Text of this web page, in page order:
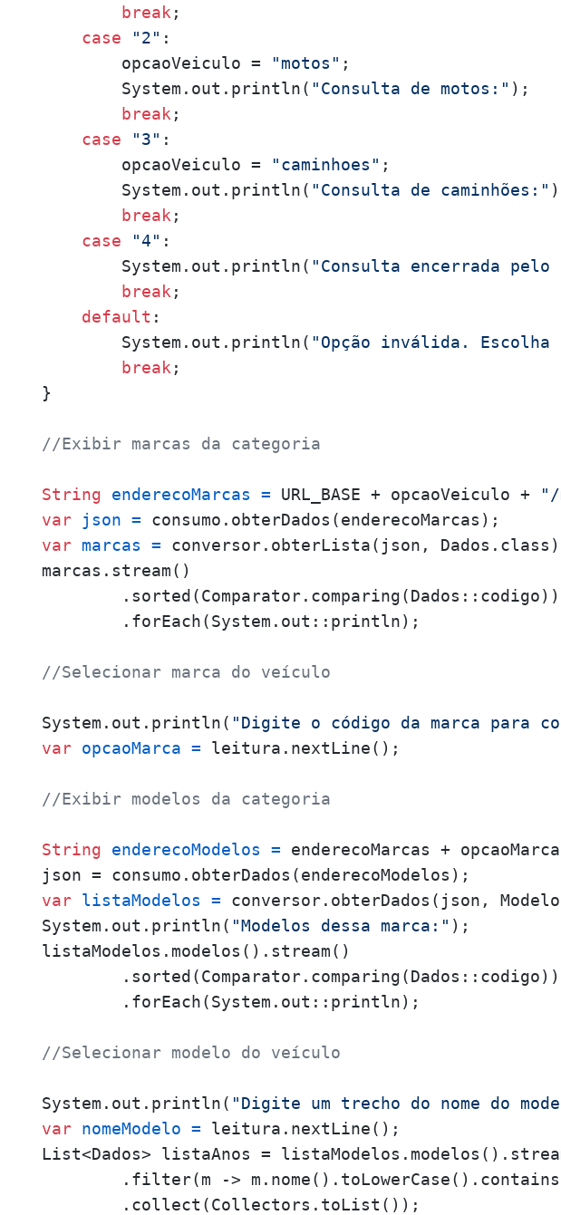
break ;
case
"2" :
opcaoVeiculo =
"motos" ;
System.out.println(
"Consulta de motos:" );
break ;
case
"3" :
opcaoVeiculo =
"caminhoes" ;
System.out.println(
"Consulta de caminhões:"
break ;
case
"4" :
System.out.println(
"Consulta encerrada pelo
break ;
default :
System.out.println(
"Opção inválida. Escolha
break ;
}
//Exibir marcas da categoria
String enderecoMarcas = URL_BASE + opcaoVeiculo +
"/
var
json = consumo.obterDados(enderecoMarcas);
var marcas = conversor.obterLista(json,
marcas.stream()
.sorted(Comparator.comparing(Dados::codigo))
.forEach(System.out::println);
//Selecionar marca do veículo
System.out.println(
"Digite o código da marca para
var opcaoMarca = leitura.nextLine();
//Exibir modelos da categoria
String enderecoModelos = enderecoMarcas +
json = consumo.obterDados(enderecoModelos);
var listaModelos = conversor.obterDados(json,
System.out.println(
"Modelos dessa marca:" );
listaModelos.modelos().stream()
.sorted(Comparator.comparing(Dados::codigo))
.forEach(System.out::println);
//Selecionar modelo do veículo
System.out.println(
"Digite um trecho do nome do
var nomeModelo = leitura.nextLine();
List<Dados> listaAnos =
.filter(m ->
.collect(Collectors.toList());